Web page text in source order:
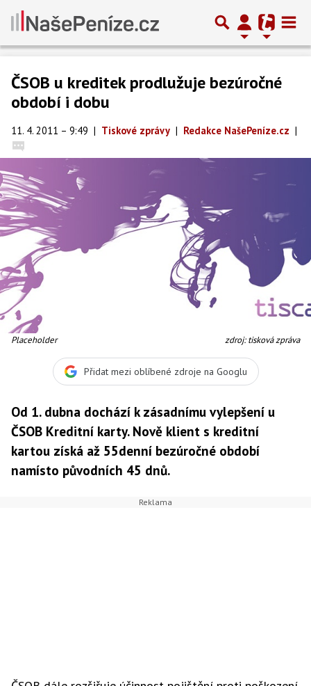
ČSOB u kreditek prodlužuje bezúročné
období i dobu
11. 4. 2011 – 9:49 | Tiskové zprávy | Redakce NašePeníze.cz |
Placeholder zdroj: tisková zpráva
Přidat mezi oblíbené zdroje na Googlu
Od 1. dubna dochází k zásadnímu vylepšení u
ČSOB Kreditní karty. Nově klient s kreditní
kartou získá až 55denní bezúročné období
namísto původních 45 dnů.